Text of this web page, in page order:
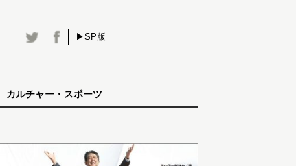
▶SP版
カルチャー・スポーツ